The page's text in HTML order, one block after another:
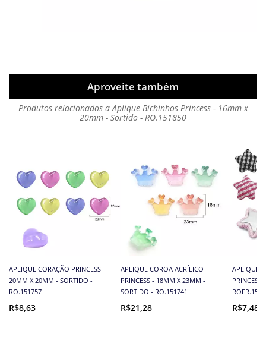
Aproveite também
Produtos relacionados a Aplique Bichinhos Princess - 16mm x
20mm - Sortido - RO.151850
APLIQUE CORAÇÃO PRINCESS -
20MM X 20MM - SORTIDO -
RO.151757
R$8,63
APLIQUE COROA ACRÍLICO
PRINCESS - 18MM X 23MM -
SORTIDO - RO.151741
R$21,28
APLIQUE
R$7,48